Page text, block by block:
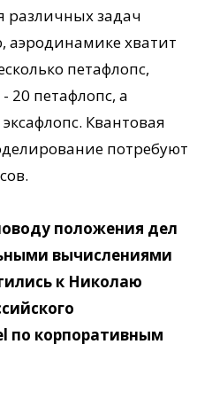
различных задач
аэродинамике хватит
петафлопс,
20 петафлопс, а
Квантовая
потребуют
положения дел
вычислениями
к Николаю
по корпоративным